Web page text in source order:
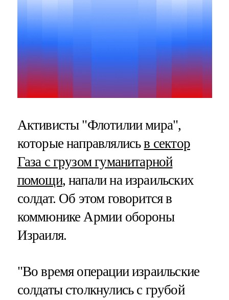
Активисты "Флотилии мира",
которые направлялисьв сектор
Газа с грузом гуманитарной
помощи, напали на израильских
солдат. Об этом говорится в
коммюнике Армии обороны
Израиля.
"Во время операции израильские
солдаты столкнулись с грубой